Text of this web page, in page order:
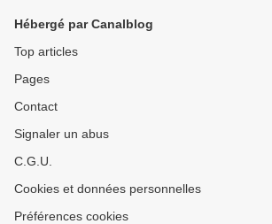
Hébergé par Canalblog
Top articles
Pages
Contact
Signaler un abus
C.G.U.
Cookies et données personnelles
Préférences cookies